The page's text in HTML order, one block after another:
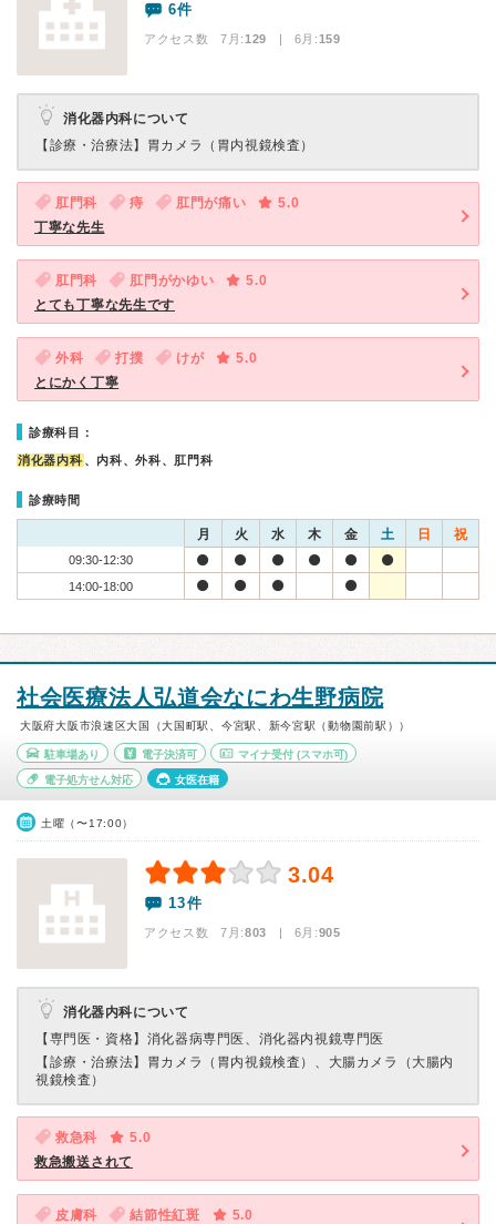
6件
アクセス数 7月:129 | 6月:159
消化器内科について
【診療・治療法】 胃カメラ（胃内視鏡検査）
肛門科 痔 肛門が痛い
5.0
丁寧な先生
肛門科 肛門がかゆい
5.0
とても丁寧な先生です
外科 打撲 けが
5.0
とにかく丁寧
診療科目：
消化器内科 、内科、外科、肛門科
診療時間
月 火 水 木 金 土 日 祝
09:30-12:30
14:00-18:00
社会医療法人弘道会なにわ生野病院
大阪府大阪市浪速区大国（大国町駅、今宮駅、新今宮駅（動物園前駅））
駐車場あり 電子決済可 マイナ受付 (スマホ可)
電子処方せん対応 女医在籍
土曜（〜17:00）
3.04
13件
アクセス数 7月:803 | 6月:905
消化器内科について
【専門医・資格】 消化器病専門医、消化器内視鏡専門医
【診療・治療法】 胃カメラ（胃内視鏡検査）、大腸カメラ（大腸内
視鏡検査）
救急科
5.0
救急搬送されて
皮膚科 結節性紅斑
5.0